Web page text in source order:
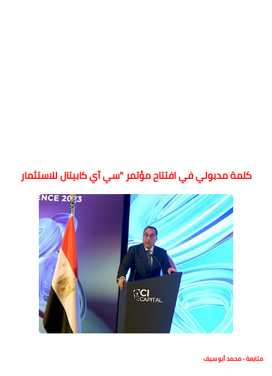
كلمة مدبولي في افتتاح مؤتمر "سي آي كابيتال للاستثمار
متابعة - محمد أبو سيف